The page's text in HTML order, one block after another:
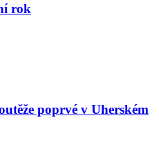
rok
poprvé v Uherském